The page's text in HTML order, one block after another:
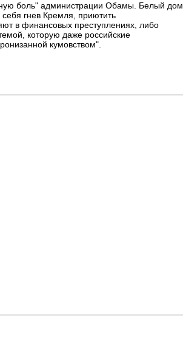
боль" администрации Обамы. Белый дом
гнев Кремля, приютить
в финансовых преступлениях, либо
которую даже российские
кумовством".